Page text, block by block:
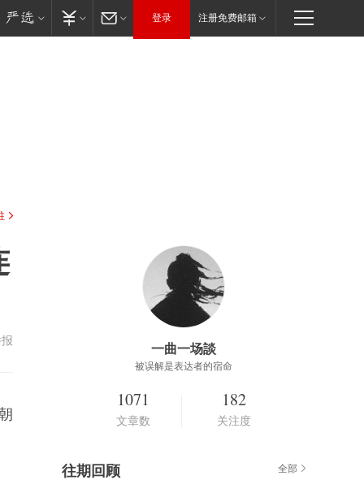
登录 注册免费邮箱
一曲一场談
被误解是表达者的宿命
1071
文章数
182
关注度
往期回顾 全部